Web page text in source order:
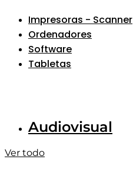
Impresoras - Scanner
Ordenadores
Software
Tabletas
Audiovisual
Ver todo